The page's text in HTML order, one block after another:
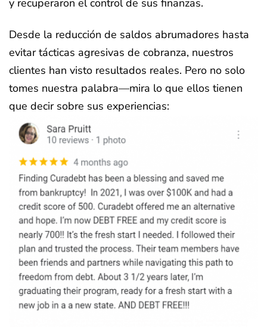
y recuperaron el control de sus finanzas.
Desde la reducción de saldos abrumadores hasta
evitar tácticas agresivas de cobranza, nuestros
clientes han visto resultados reales. Pero no solo
tomes nuestra palabra—mira lo que ellos tienen
que decir sobre sus experiencias: